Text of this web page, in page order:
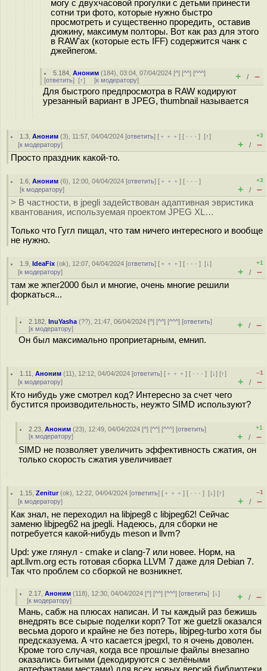
могу с двухчасовой прогулки с детьми принести
сотни три фото, которые нужно быстро
просмотреть и существенно проредить¸ оставив
дюжину, максимум полторы. Вот как раз для этого
в RAW'ах (которые есть IFF) содержится чанк с
джейпегом.
5.184 ,Аноним (184), 03:04, 07/04/2024 [^] [^^] [^^^]
[ответить] [↑] [к модератору] + / –
Для быстрого предпросмотра в RAW кодируют
урезанный вариант в JPEG, thumbnail называется
1.3 ,Аноним (3), 11:57, 04/04/2024 [ответить] [ ﹢﹢﹢] [ · · ·][↑]
[к модератору]
+3
+ / –
Просто праздник какой-то.
1.6 ,Аноним (6), 12:00, 04/04/2024 [ответить] [ ﹢﹢﹢] [ · · ·]
[к модератору]
+3
+ / –
> В частности, в jpegli задействован адаптивная эвристика
квантования, используемая проектом JPEG XL…
Только что Гугл пищал, что там ничего интересного и вообще
не нужно.
1.9 ,IdeaFix (ok), 12:07, 04/04/2024 [ответить] [ ﹢﹢﹢] [ · · ·][↓]
[к модератору]
+1
+ / –
там же жпег2000 был и многие, очень многие решили
форкаться...
2.182 ,InuYasha (??), 21:47, 06/04/2024 [^] [^^] [^^^] [ответить]
[к модератору] + / –
Он был максимально проприетарным, емнип.
1.11 ,Аноним (11), 12:12, 04/04/2024 [ответить] [ ﹢﹢﹢] [ · · ·][↓] [↑]
[к модератору]
–1
+ / –
Кто нибудь уже смотрел код? Интересно за счет чего
бустится производительность, неужто SIMD используют?
2.23 ,Аноним (23), 12:49, 04/04/2024 [^] [^^] [^^^] [ответить]
[к модератору]
+1
+ / –
SIMD не позволяет увеличить эффективность сжатия, он
только скорость сжатия увеличивает
1.15 ,Zenitur(ok), 12:22, 04/04/2024 [ответить] [ ﹢﹢﹢] [ · · ·][↓] [↑]
[к модератору]
–1
+ / –
Как знал, не переходил на libjpeg8 с libjpeg62! Сейчас
заменю libjpeg62 на jpegli. Надеюсь, для сборки не
потребуется какой-нибудь meson и llvm?
Upd: уже глянул - cmake и clang-7 или новее. Норм, на
apt.llvm.org есть готовая сборка LLVM 7 даже для Debian 7.
Так что проблем со сборкой не возникнет.
2.17 ,Аноним (118), 12:30, 04/04/2024 [^] [^^] [^^^] [ответить][↓]
[к модератору] + / –
Мань, сабж на плюсах написан. И ты каждый раз бежишь
внедрять все сырые поделки корп? Тот же guetzli оказался
весьма дорого и крайне не без потерь, libjpeg-turbo хотя бы
предсказуема. А что касается jpegxl, то я очень доволен.
Кроме того случая, когда все прошлые файлы внезапно
оказались битыми (декодируются с зелёными